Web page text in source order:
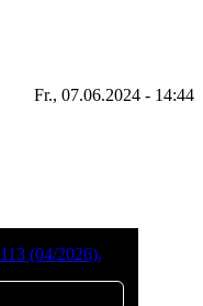
Fr., 07.06.2024 - 14:44